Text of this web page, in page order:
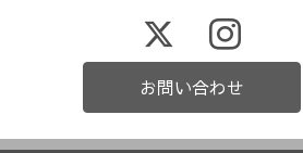
お問い合わせ